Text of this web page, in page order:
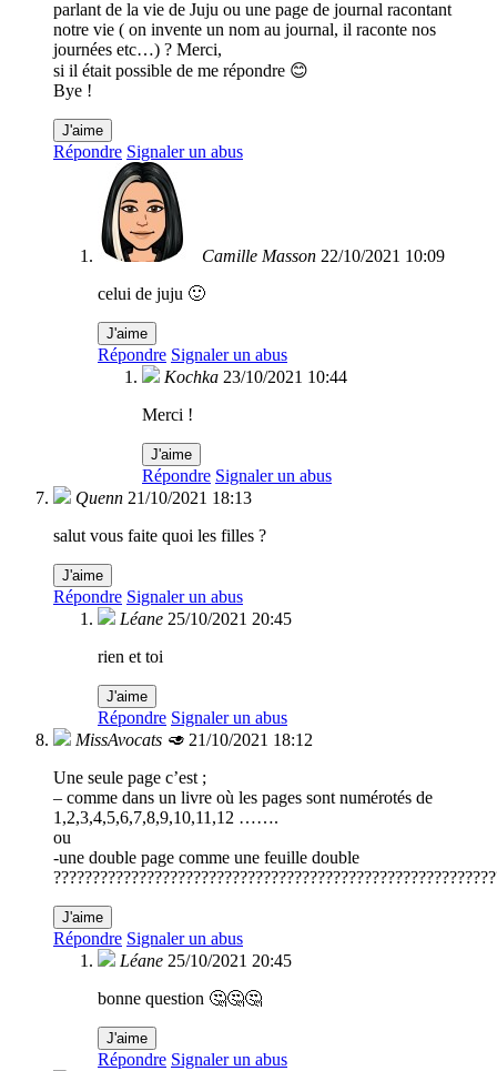
parlant de la vie de Juju ou une page de journal racontant
notre vie ( on invente un nom au journal, il raconte nos
journées etc…) ? Merci,
si il était possible de me répondre 😊
Bye !
J'aime
Répondre Signaler un abus
Camille Masson 22/10/2021 10:09
celui de juju 🙂
J'aime
Répondre Signaler un abus
Kochka 23/10/2021 10:44
Merci !
J'aime
Répondre Signaler un abus
Quenn 21/10/2021 18:13
salut vous faite quoi les filles ?
J'aime
Répondre Signaler un abus
Léane 25/10/2021 20:45
rien et toi
J'aime
Répondre Signaler un abus
MissAvocats 🥑 21/10/2021 18:12
Une seule page c’est ;
– comme dans un livre où les pages sont numérotés de
1,2,3,4,5,6,7,8,9,10,11,12 …….
ou
-une double page comme une feuille double
J'aime
Répondre Signaler un abus
Léane 25/10/2021 20:45
bonne question 🤔🤔🤔
J'aime
Répondre Signaler un abus